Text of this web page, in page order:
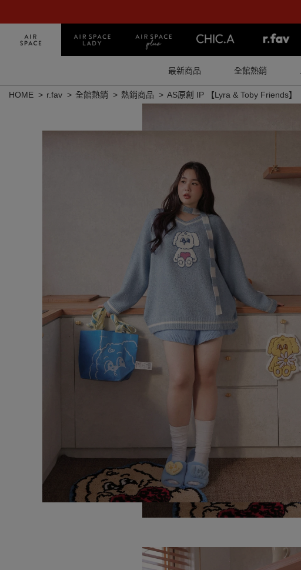
最新商品 全館熱銷
HOME r.fav 全館熱銷 熱銷商品 AS原創 IP 【Lyra & Toby Friends】